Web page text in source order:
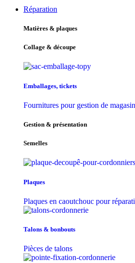
Réparation
Matières & plaques
Collage & découpe
Emballages, tickets
Fournitures pour gestion de magasin
Gestion & présentation
Semelles
Plaques
Plaques en caoutchouc pour
Talons & bonbouts
Pièces de talons